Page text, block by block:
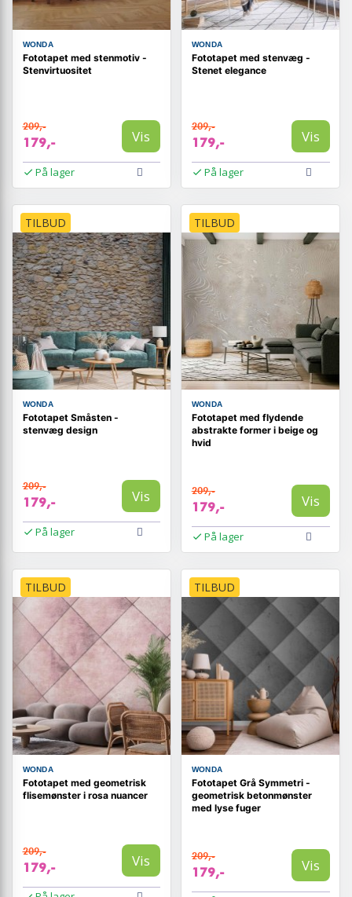
WONDA
Fototapet med stenmotiv -
Stenvirtuositet
209,-
179,- Vis
På lager
WONDA
Fototapet med stenvæg -
Stenet elegance
209,-
179,- Vis
På lager
TILBUD
WONDA
Fototapet Småsten -
stenvæg design
209,-
179,- Vis
På lager
TILBUD
WONDA
Fototapet med flydende
abstrakte former i beige og
hvid
209,-
179,- Vis
På lager
TILBUD
WONDA
Fototapet med geometrisk
flisemønster i rosa nuancer
209,-
179,- Vis
TILBUD
WONDA
Fototapet Grå Symmetri -
geometrisk betonmønster
med lyse fuger
209,-
179,- Vis